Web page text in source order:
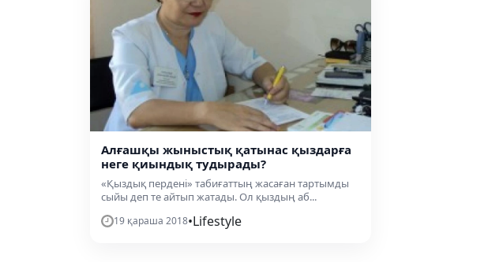
Алғашқы жыныстық қатынас қыздарға
неге қиындық тудырады?
«Қыздық пердені» табиғаттың жасаған тартымды
сыйы деп те айтып жатады. Ол қыздың аб...
19 қараша 2018•Lifestyle